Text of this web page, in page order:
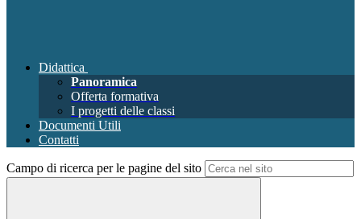
Didattica
Panoramica
Offerta formativa
I progetti delle classi
Documenti Utili
Contatti
Campo di ricerca per le pagine del sito